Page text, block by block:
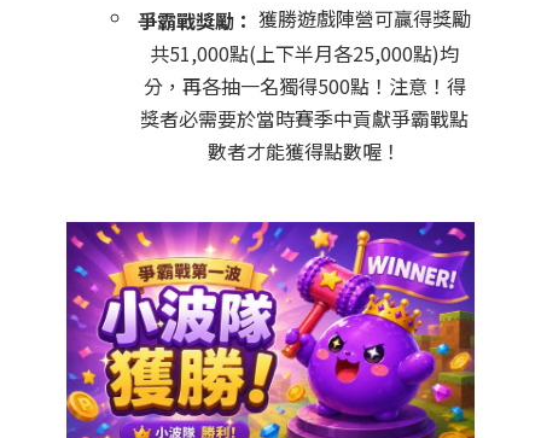
爭霸戰獎勵： 獲勝遊戲陣營可贏得獎勵
共51,000點(上下半月各25,000點)均
分，再各抽一名獨得500點！注意！得
獎者必需要於當時賽季中貢獻爭霸戰點
數者才能獲得點數喔！